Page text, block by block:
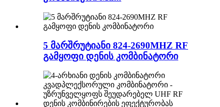
5 მარშრუტიანი 824-2690MHZ RF
გამყოფი დენის კომბინატორი